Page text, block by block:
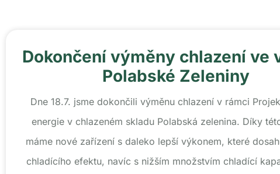
Dokončení výměny chlazení ve
Polabské Zeleniny
Dne 18.7. jsme dokončili výměnu chlazení v rámci
energie v chlazeném skladu Polabská zelenina. Díky
máme nové zařízení s daleko lepší výkonem, které
chladícího efektu, navíc s nižším množstvím chladící